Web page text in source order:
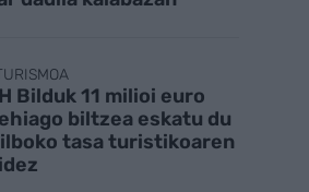
Bilduk 11 milioi euro
biltzea eskatu du
tasa turistikoaren